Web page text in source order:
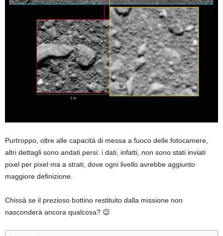
Purtroppo, oltre alle capacità di messa a fuoco delle fotocamere,
altri dettagli sono andati persi: i dati, infatti, non sono stati inviati
pixel per pixel ma a strati, dove ogni livello avrebbe aggiunto
maggiore definizione.
Chissà se il prezioso bottino restituito dalla missione non
nasconderà ancora qualcosa? 😉